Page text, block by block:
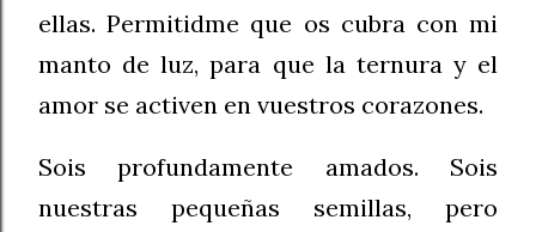
ellas. Permitidme que os cubra con mi
manto de luz, para que la ternura y el
amor se activen en vuestros corazones.
Sois profundamente amados. Sois
nuestras pequeñas semillas, pero